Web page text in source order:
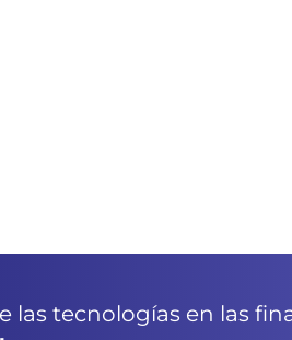
las tecnologías en las